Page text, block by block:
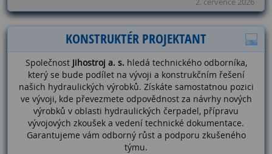
2. července 2026
KONSTRUKTÉR PROJEKTANT
Společnost Jihostroj a. s.hledá technického odborníka,
který se bude podílet na vývoji a konstrukčním řešení
našich hydraulických výrobků. Získáte samostatnou pozici
ve vývoji, kde převezmete odpovědnost za návrhy nových
výrobků v oblasti hydraulických čerpadel, přípravu
vývojových zkoušek a vedení technické dokumentace.
Garantujeme vám odborný růst a podporu zkušeného
týmu.